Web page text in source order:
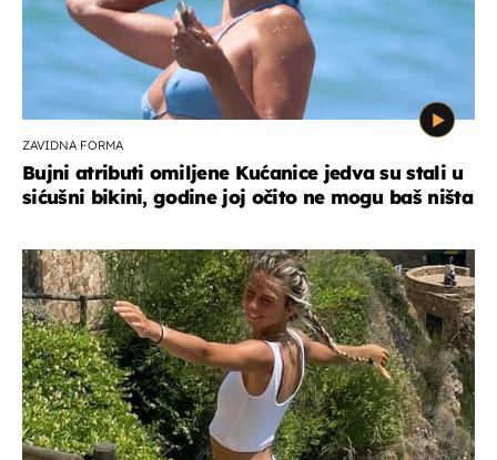
ZAVIDNA FORMA
Bujni atributi omiljene Kućanice jedva su stali u
sićušni bikini, godine joj očito ne mogu baš ništa